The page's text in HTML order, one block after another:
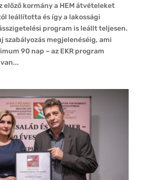
előző kormány a HEM átvételeket
leállította és így a lakossági
program is leállt teljesen.
szabályozás megjelenéséig, ami
90 nap – az EKR program